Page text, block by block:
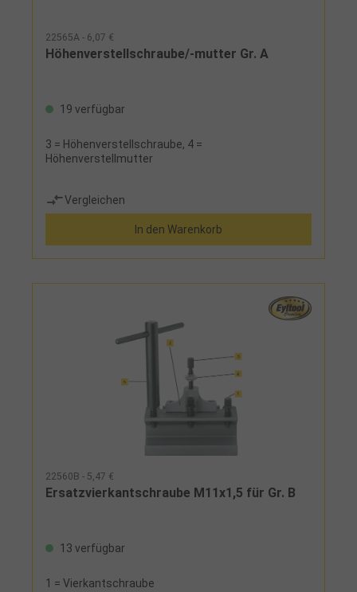
22565A - 6,07 €
Höhenverstellschraube/-mutter Gr. A
19 verfügbar
3 = Höhenverstellschraube, 4 =
Höhenverstellmutter
Vergleichen
In den Warenkorb
22560B - 5,47 €
Ersatzvierkantschraube M11x1,5 für Gr. B
13 verfügbar
1 = Vierkantschraube